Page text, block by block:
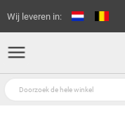
Wij leveren in: